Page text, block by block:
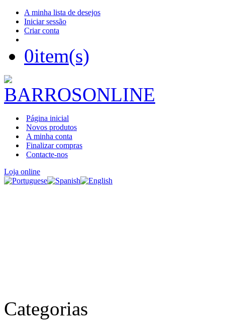
A minha lista de desejos
Iniciar sessão
Criar conta
0item(s)
Página inicial
Novos produtos
A minha conta
Finalizar compras
Contacte-nos
Loja online
Categorias